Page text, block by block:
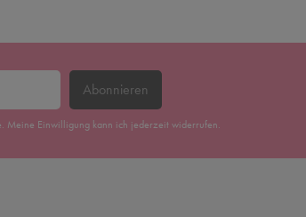
Abonnieren
Meine Einwilligung kann ich jederzeit widerrufen.